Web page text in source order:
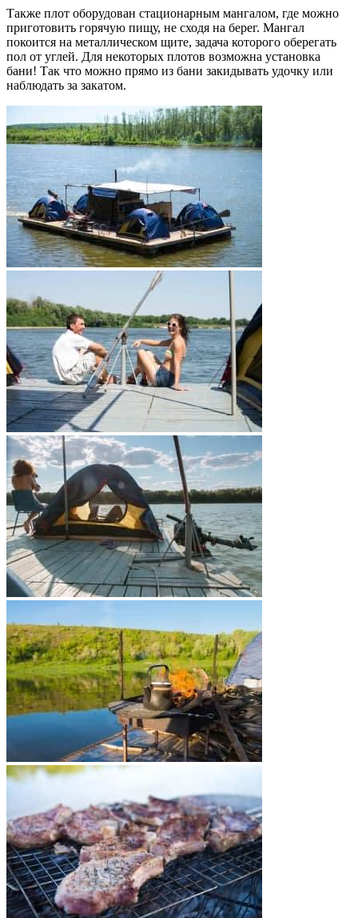
Также плот оборудован стационарным мангалом, где можно
приготовить горячую пищу, не сходя на берег. Мангал
покоится на металлическом щите, задача которого оберегать
пол от углей. Для некоторых плотов возможна установка
бани! Так что можно прямо из бани закидывать удочку или
наблюдать за закатом.